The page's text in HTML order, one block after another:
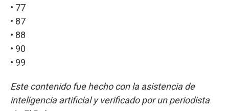
• 77
• 87
• 88
• 90
• 99
Este contenido fue hecho con la asistencia de
inteligencia artificial y verificado por un periodista